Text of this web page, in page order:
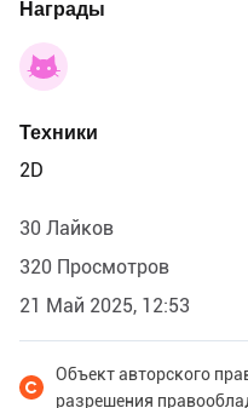
Награды
Техники
2D
30 Лайков
320 Просмотров
21 Май 2025, 12:53
Объект авторского
разрешения